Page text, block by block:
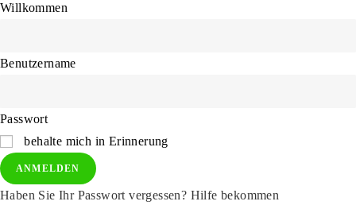
Willkommen
Benutzername
Passwort
behalte mich in Erinnerung
ANMELDEN
Haben Sie Ihr Passwort vergessen? Hilfe bekommen